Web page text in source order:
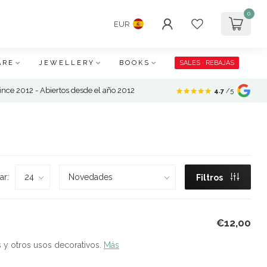
EUR
0
JEWELLERY BOOKS SALES · REBAJAS
2012 - Abiertos desde el año 2012 4.7 /5
Filtros
otros usos decorativos. Más
€12,00